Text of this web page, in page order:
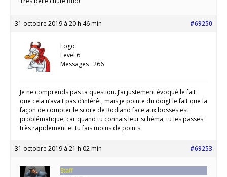
31 octobre 2019 à 20 h 46 min #69250
Logo
Level 6
Messages : 266
Je ne comprends pas ta question. J’ai justement évoqué le fait
que cela n’avait pas d’intérêt, mais je pointe du doigt le fait que la
façon de compter le score de Rodland face aux bosses est
problématique, car quand tu connais leur schéma, tu les passes
très rapidement et tu fais moins de points.
31 octobre 2019 à 21 h 02 min #69253
Staff